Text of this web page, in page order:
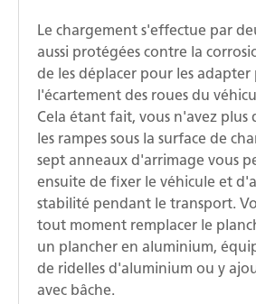
Le chargement s'effectue par
aussi protégées contre la
de les déplacer pour les adapter
l'écartement des roues du
Cela étant fait, vous n'avez plus
les rampes sous la surface de
sept anneaux d'arrimage vous
ensuite de fixer le véhicule et
stabilité pendant le transport.
tout moment remplacer le
un plancher en aluminium,
de ridelles d'aluminium ou y
avec bâche.